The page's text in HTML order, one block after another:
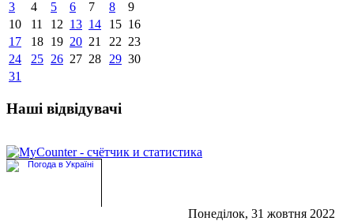
3
4 5 6 7 8
9
10
11 12 13 14 15 16
17
18 19 20 21 22 23
24
25 26 27 28 29 30
31
Наші відвідувачі
Понеділок, 31 жовтня 2022